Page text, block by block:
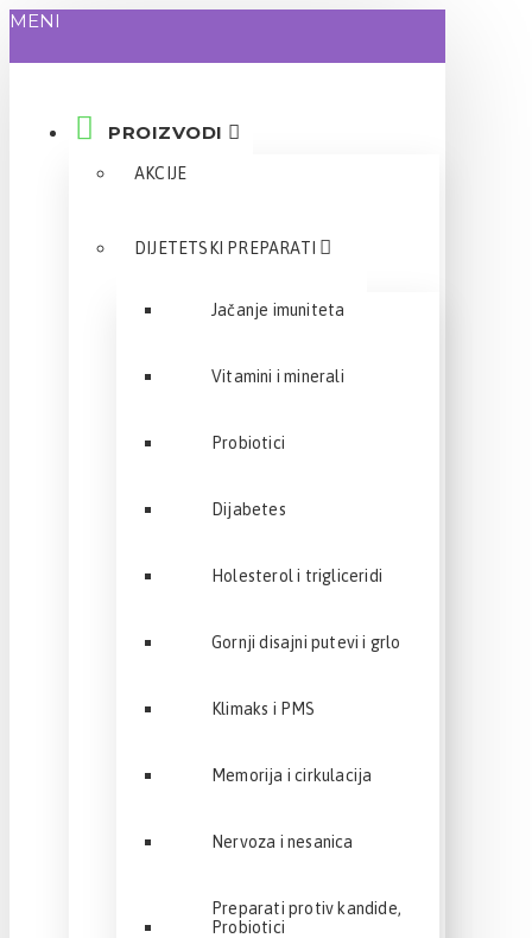
MENI
PROIZVODI
AKCIJE
DIJETETSKI PREPARATI
Jačanje imuniteta
Vitamini i minerali
Probiotici
Dijabetes
Holesterol i trigliceridi
Gornji disajni putevi i grlo
Klimaks i PMS
Memorija i cirkulacija
Nervoza i nesanica
Preparati protiv kandide,
Probiotici